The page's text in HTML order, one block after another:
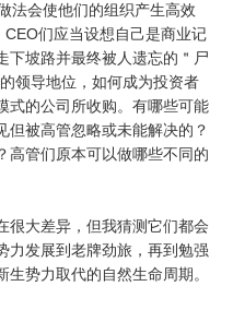
法会使他们的组织产生高效
CEO们应当设想自己是商业记
下坡路并最终被人遗忘的＂尸
领导地位，如何成为投资者
式的公司所收购。有哪些可能
但被高管忽略或未能解决的？
高管们原本可以做哪些不同的
很大差异，但我猜测它们都会
力发展到老牌劲旅，再到勉强
势力取代的自然生命周期。